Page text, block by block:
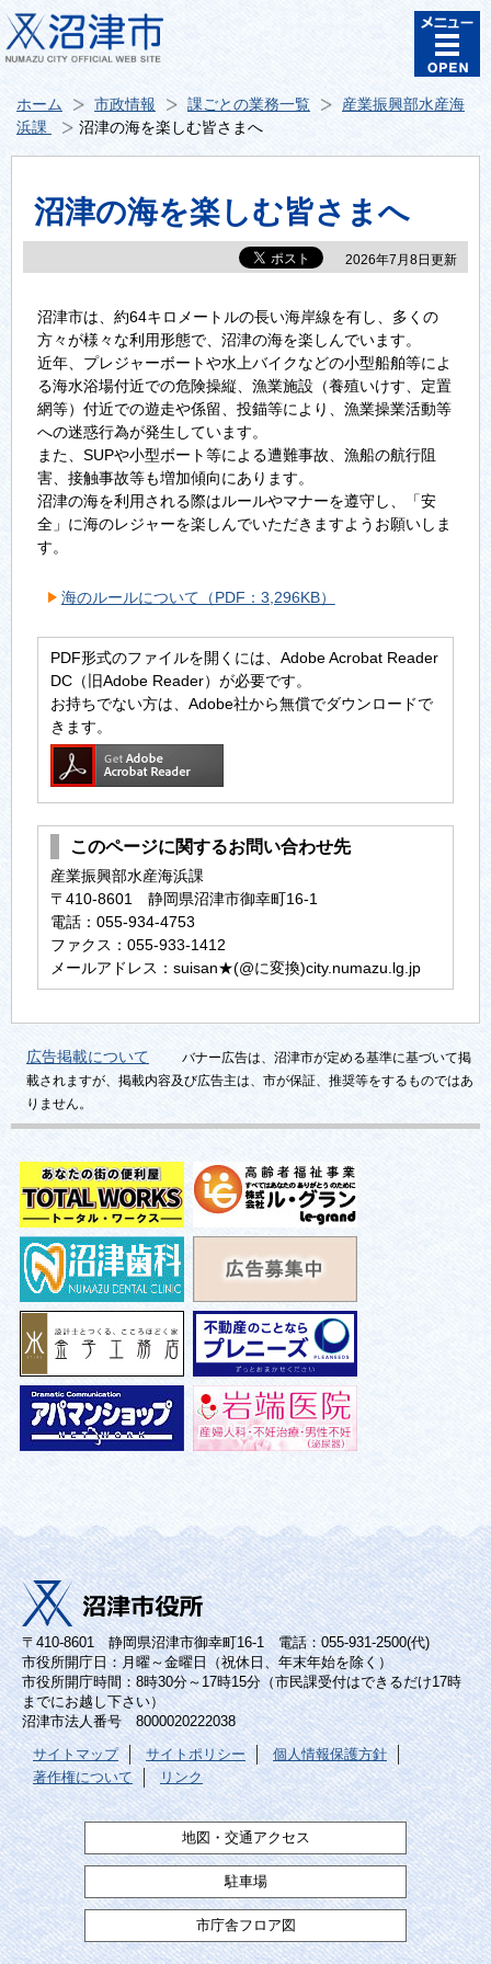
ホーム 市政情報 課ごとの業務一覧
産業振興部水産海
浜課
沼津の海を楽しむ皆さまへ
沼津の海を楽しむ皆さまへ
2026年7月8日更新
沼津市は、約64キロメートルの長い海岸線を有し、多くの
方々が様々な利用形態で、沼津の海を楽しんでいます。
近年、プレジャーボートや水上バイクなどの小型船舶等によ
る海水浴場付近での危険操縦、漁業施設（養殖いけす、定置
網等）付近での遊走や係留、投錨等により、漁業操業活動等
への迷惑行為が発生しています。
また、SUPや小型ボート等による遭難事故、漁船の航行阻
害、接触事故等も増加傾向にあります。
沼津の海を利用される際はルールやマナーを遵守し、「安
全」に海のレジャーを楽しんでいただきますようお願いしま
す。
海のルールについて（PDF：3,296KB）
PDF形式のファイルを開くには、Adobe Acrobat Reader
DC（旧Adobe Reader）が必要です。
お持ちでない方は、Adobe社から無償でダウンロードで
きます。
このページに関するお問い合わせ先
産業振興部水産海浜課
〒410-8601 静岡県沼津市御幸町16-1
電話：055-934-4753
ファクス：055-933-1412
メールアドレス：suisan★(@に変換)city.numazu.lg.jp
広告掲載について
バナー広告は、沼津市が定める基準に基づいて掲
載されますが、掲載内容及び広告主は、市が保証、推奨等をするものではあ
りません。
〒410-8601 静岡県沼津市御幸町16-1 電話：055-931-2500(代)
市役所開庁日：月曜～金曜日（祝休日、年末年始を除く）
市役所開庁時間：8時30分～17時15分（市民課受付はできるだけ17時
までにお越し下さい）
沼津市法人番号 8000020222038
サイトマップ サイトポリシー
個人情報保護方針
著作権について
リンク
地図・交通アクセス
駐車場
市庁舎フロア図